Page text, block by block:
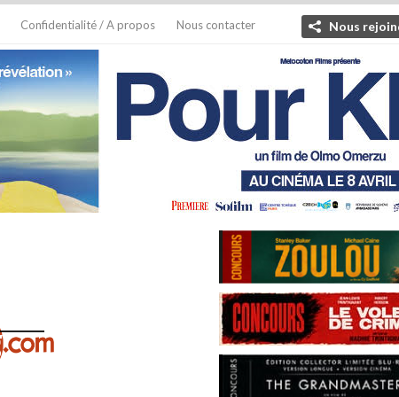
Confidentialité / A propos Nous contacter Nous